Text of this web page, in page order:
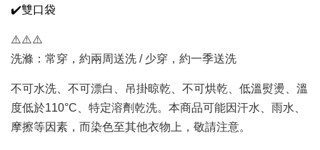
✔️雙口袋
⚠️⚠️⚠️
洗滌：常穿，約兩周送洗 / 少穿，約一季送洗
不可水洗、不可漂白、吊掛晾乾、不可烘乾、低溫熨燙、溫
度低於110°C、特定溶劑乾洗。本商品可能因汗水、雨水、
摩擦等因素，而染色至其他衣物上，敬請注意。